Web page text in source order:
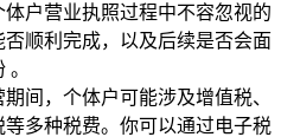
户营业执照过程中不容忽视的
顺利完成，以及后续是否会面
间，个体户可能涉及增值税、
多种税费。你可以通过电子税